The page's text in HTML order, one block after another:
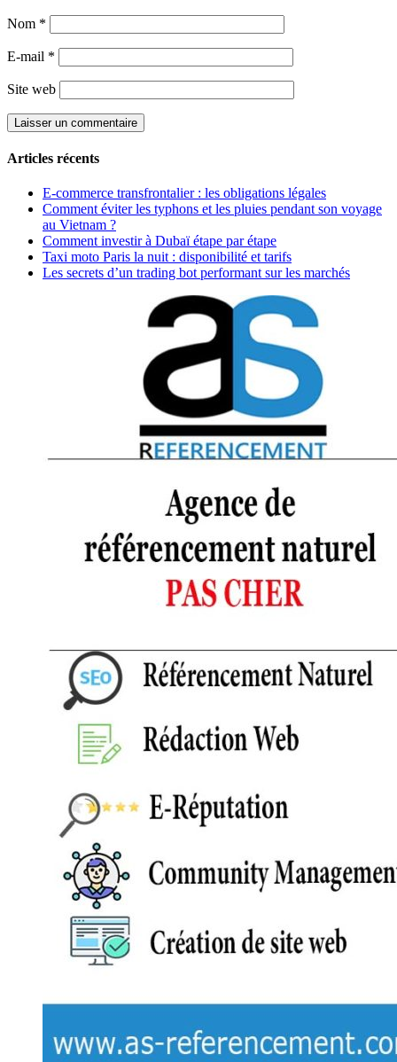
Nom *
E-mail *
Site web
Articles récents
E-commerce transfrontalier : les obligations légales
Comment éviter les typhons et les pluies pendant son voyage
au Vietnam ?
Comment investir à Dubaï étape par étape
Taxi moto Paris la nuit : disponibilité et tarifs
Les secrets d’un trading bot performant sur les marchés